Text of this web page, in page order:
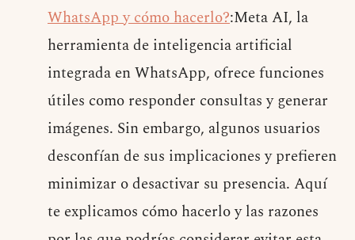
WhatsApp y cómo hacerlo?:Meta AI, la
herramienta de inteligencia artificial
integrada en WhatsApp, ofrece funciones
útiles como responder consultas y generar
imágenes. Sin embargo, algunos usuarios
desconfían de sus implicaciones y prefieren
minimizar o desactivar su presencia. Aquí
te explicamos cómo hacerlo y las razones